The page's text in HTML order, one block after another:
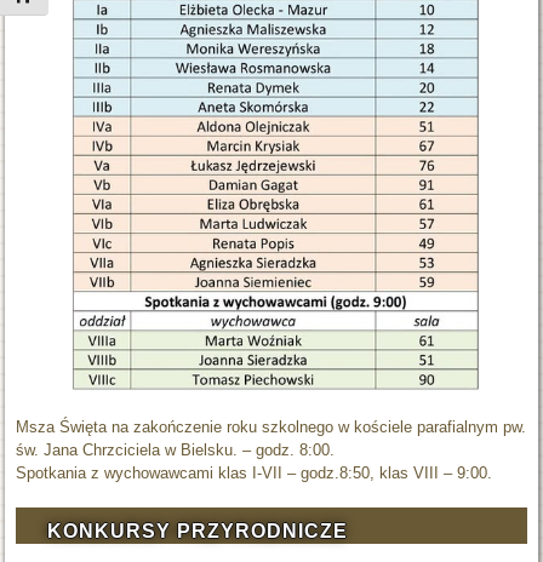
Msza Święta na zakończenie roku szkolnego w kościele parafialnym pw.
św. Jana Chrzciciela w Bielsku. – godz. 8:00.
Spotkania z wychowawcami klas I-VII – godz.8:50, klas VIII – 9:00.
KONKURSY PRZYRODNICZE